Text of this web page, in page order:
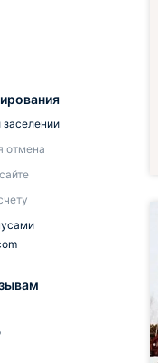
заселении
отмена